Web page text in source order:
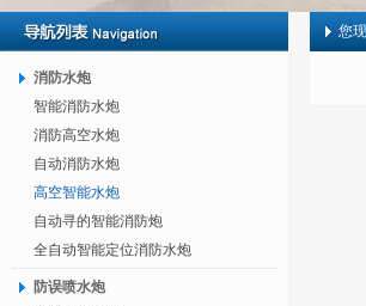
消防水炮
智能消防水炮
消防高空水炮
自动消防水炮
高空智能水炮
自动寻的智能消防炮
全自动智能定位消防水炮
防误喷水炮
您